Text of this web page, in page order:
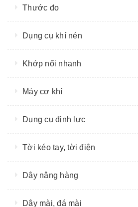
Thước đo
Dụng cụ khí nén
Khớp nối nhanh
Máy cơ khí
Dụng cụ định lực
Tời kéo tay, tời điện
Dây nâng hàng
Dây mài, đá mài